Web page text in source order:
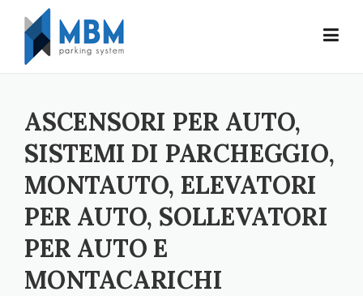
Skip to content
ASCENSORI PER AUTO,
SISTEMI DI PARCHEGGIO,
MONTAUTO, ELEVATORI
PER AUTO, SOLLEVATORI
PER AUTO E
MONTACARICHI